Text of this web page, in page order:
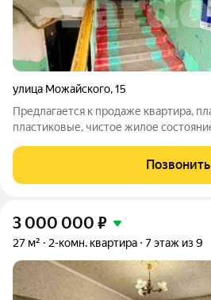
улица Можайского,15
Предлагается к продаже квартира,
пластиковые, чистое жилое
инфраструктура! В шаговой
общественного транспорта,магазины,
Позвонить
3 000 000 ₽
27 м² 2-комн. квартира 7 этаж из 9